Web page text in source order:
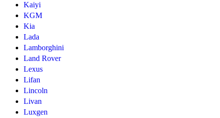
Kaiyi
KGM
Kia
Lada
Lamborghini
Land Rover
Lexus
Lifan
Lincoln
Livan
Luxgen